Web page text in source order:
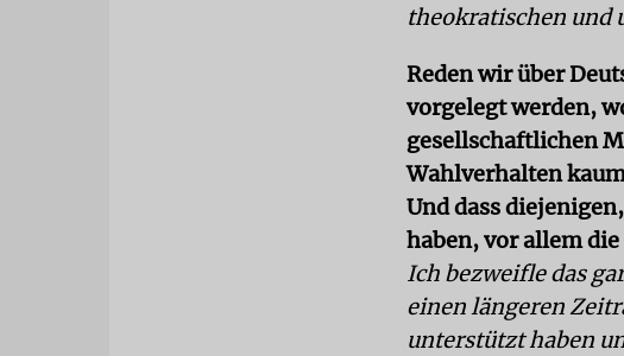
theokratischen und
Reden wir über
vorgelegt werden,
gesellschaftlichen
Wahlverhalten
Und dass
haben, vor allem
Ich bezweifle das
einen längeren
unterstützt haben